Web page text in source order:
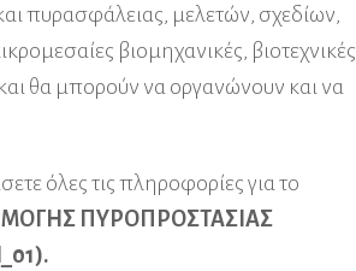
πυρασφάλειας, μελετών, σχεδίων,
βιομηχανικές, βιοτεχνικές
θα μπορούν να οργανώνουν και να
όλες τις πληροφορίες για το
ΠΥΡΟΠΡΟΣΤΑΣΙΑΣ
).